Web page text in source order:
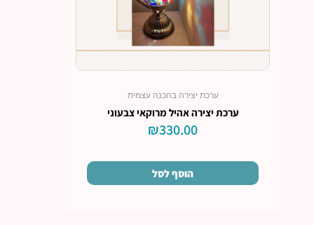
ערכת יצירה בהכנה עצמית
ערכת יצירה אהיל מרוקאי צבעוני
₪330.00
הוסף לסל